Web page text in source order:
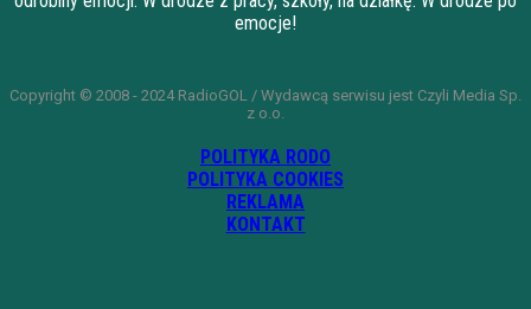
emocje!
Copyright © 2008 - 2024 RadioGOL / Wydawcą serwisu jest Czyli Media Sp.
z o.o.
POLITYKA RODO
POLITYKA COOKIES
REKLAMA
KONTAKT